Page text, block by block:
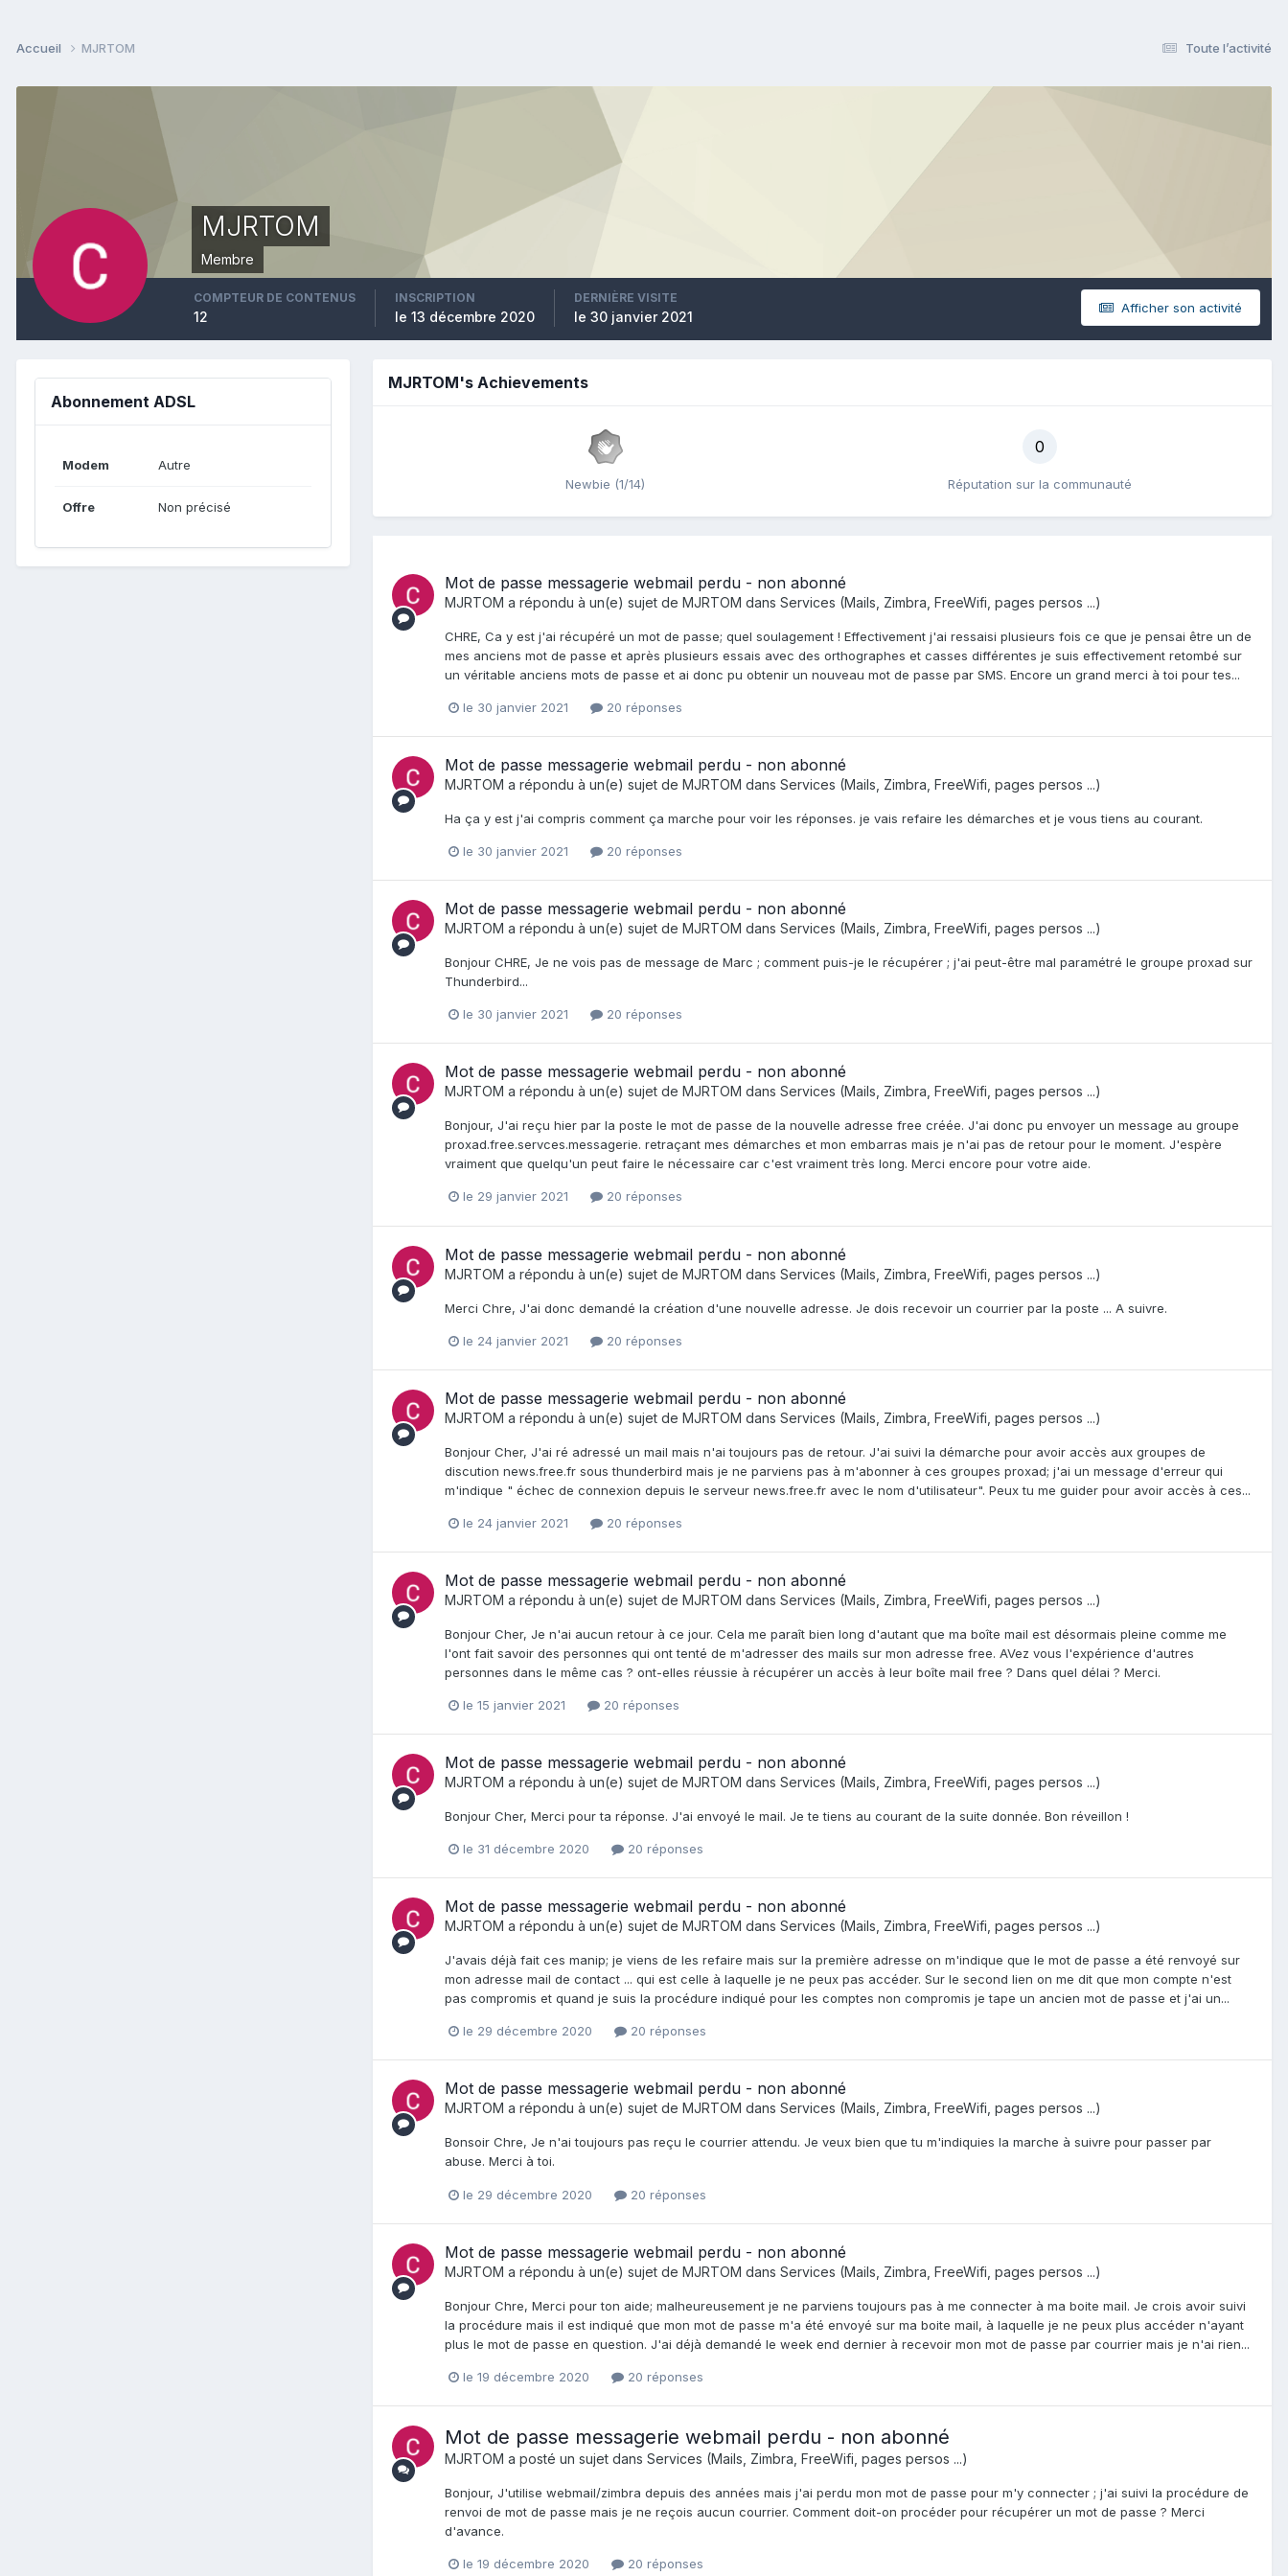
Toute l’activité
Accueil MJRTOM
MJRTOM
Membre
Afficher son activité
COMPTEUR DE CONTENUS
12
INSCRIPTION
le 13 décembre 2020
DERNIÈRE VISITE
le 30 janvier 2021
Abonnement ADSL
Modem Autre
Offre Non précisé
MJRTOM's Achievements
Newbie (1/14)
0
Réputation sur la communauté
Mot de passe messagerie webmail perdu - non abonné
MJRTOM a répondu à un(e) sujet de MJRTOM dans Services (Mails, Zimbra, FreeWifi, pages persos ...)
CHRE, Ca y est j'ai récupéré un mot de passe; quel soulagement ! Effectivement j'ai ressaisi plusieurs fois ce que je pensai être un de
mes anciens mot de passe et après plusieurs essais avec des orthographes et casses différentes je suis effectivement retombé sur
un véritable anciens mots de passe et ai donc pu obtenir un nouveau mot de passe par SMS. Encore un grand merci à toi pour tes...
le 30 janvier 2021 20 réponses
Mot de passe messagerie webmail perdu - non abonné
MJRTOM a répondu à un(e) sujet de MJRTOM dans Services (Mails, Zimbra, FreeWifi, pages persos ...)
Ha ça y est j'ai compris comment ça marche pour voir les réponses. je vais refaire les démarches et je vous tiens au courant.
le 30 janvier 2021 20 réponses
Mot de passe messagerie webmail perdu - non abonné
MJRTOM a répondu à un(e) sujet de MJRTOM dans Services (Mails, Zimbra, FreeWifi, pages persos ...)
Bonjour CHRE, Je ne vois pas de message de Marc ; comment puis-je le récupérer ; j'ai peut-être mal paramétré le groupe proxad sur
Thunderbird...
le 30 janvier 2021 20 réponses
Mot de passe messagerie webmail perdu - non abonné
MJRTOM a répondu à un(e) sujet de MJRTOM dans Services (Mails, Zimbra, FreeWifi, pages persos ...)
Bonjour, J'ai reçu hier par la poste le mot de passe de la nouvelle adresse free créée. J'ai donc pu envoyer un message au groupe
proxad.free.servces.messagerie. retraçant mes démarches et mon embarras mais je n'ai pas de retour pour le moment. J'espère
vraiment que quelqu'un peut faire le nécessaire car c'est vraiment très long. Merci encore pour votre aide.
le 29 janvier 2021 20 réponses
Mot de passe messagerie webmail perdu - non abonné
MJRTOM a répondu à un(e) sujet de MJRTOM dans Services (Mails, Zimbra, FreeWifi, pages persos ...)
Merci Chre, J'ai donc demandé la création d'une nouvelle adresse. Je dois recevoir un courrier par la poste ... A suivre.
le 24 janvier 2021 20 réponses
Mot de passe messagerie webmail perdu - non abonné
MJRTOM a répondu à un(e) sujet de MJRTOM dans Services (Mails, Zimbra, FreeWifi, pages persos ...)
Bonjour Cher, J'ai ré adressé un mail mais n'ai toujours pas de retour. J'ai suivi la démarche pour avoir accès aux groupes de
discution news.free.fr sous thunderbird mais je ne parviens pas à m'abonner à ces groupes proxad; j'ai un message d'erreur qui
m'indique " échec de connexion depuis le serveur news.free.fr avec le nom d'utilisateur". Peux tu me guider pour avoir accès à ces...
le 24 janvier 2021 20 réponses
Mot de passe messagerie webmail perdu - non abonné
MJRTOM a répondu à un(e) sujet de MJRTOM dans Services (Mails, Zimbra, FreeWifi, pages persos ...)
Bonjour Cher, Je n'ai aucun retour à ce jour. Cela me paraît bien long d'autant que ma boîte mail est désormais pleine comme me
l'ont fait savoir des personnes qui ont tenté de m'adresser des mails sur mon adresse free. AVez vous l'expérience d'autres
personnes dans le même cas ? ont-elles réussie à récupérer un accès à leur boîte mail free ? Dans quel délai ? Merci.
le 15 janvier 2021 20 réponses
Mot de passe messagerie webmail perdu - non abonné
MJRTOM a répondu à un(e) sujet de MJRTOM dans Services (Mails, Zimbra, FreeWifi, pages persos ...)
Bonjour Cher, Merci pour ta réponse. J'ai envoyé le mail. Je te tiens au courant de la suite donnée. Bon réveillon !
le 31 décembre 2020 20 réponses
Mot de passe messagerie webmail perdu - non abonné
MJRTOM a répondu à un(e) sujet de MJRTOM dans Services (Mails, Zimbra, FreeWifi, pages persos ...)
J'avais déjà fait ces manip; je viens de les refaire mais sur la première adresse on m'indique que le mot de passe a été renvoyé sur
mon adresse mail de contact ... qui est celle à laquelle je ne peux pas accéder. Sur le second lien on me dit que mon compte n'est
pas compromis et quand je suis la procédure indiqué pour les comptes non compromis je tape un ancien mot de passe et j'ai un...
le 29 décembre 2020 20 réponses
Mot de passe messagerie webmail perdu - non abonné
MJRTOM a répondu à un(e) sujet de MJRTOM dans Services (Mails, Zimbra, FreeWifi, pages persos ...)
Bonsoir Chre, Je n'ai toujours pas reçu le courrier attendu. Je veux bien que tu m'indiquies la marche à suivre pour passer par
abuse. Merci à toi.
le 29 décembre 2020 20 réponses
Mot de passe messagerie webmail perdu - non abonné
MJRTOM a répondu à un(e) sujet de MJRTOM dans Services (Mails, Zimbra, FreeWifi, pages persos ...)
Bonjour Chre, Merci pour ton aide; malheureusement je ne parviens toujours pas à me connecter à ma boite mail. Je crois avoir suivi
la procédure mais il est indiqué que mon mot de passe m'a été envoyé sur ma boite mail, à laquelle je ne peux plus accéder n'ayant
plus le mot de passe en question. J'ai déjà demandé le week end dernier à recevoir mon mot de passe par courrier mais je n'ai rien...
le 19 décembre 2020 20 réponses
Mot de passe messagerie webmail perdu - non abonné
MJRTOM a posté un sujet dans Services (Mails, Zimbra, FreeWifi, pages persos ...)
Bonjour, J'utilise webmail/zimbra depuis des années mais j'ai perdu mon mot de passe pour m'y connecter ; j'ai suivi la procédure de
renvoi de mot de passe mais je ne reçois aucun courrier. Comment doit-on procéder pour récupérer un mot de passe ? Merci
d'avance.
le 19 décembre 2020 20 réponses